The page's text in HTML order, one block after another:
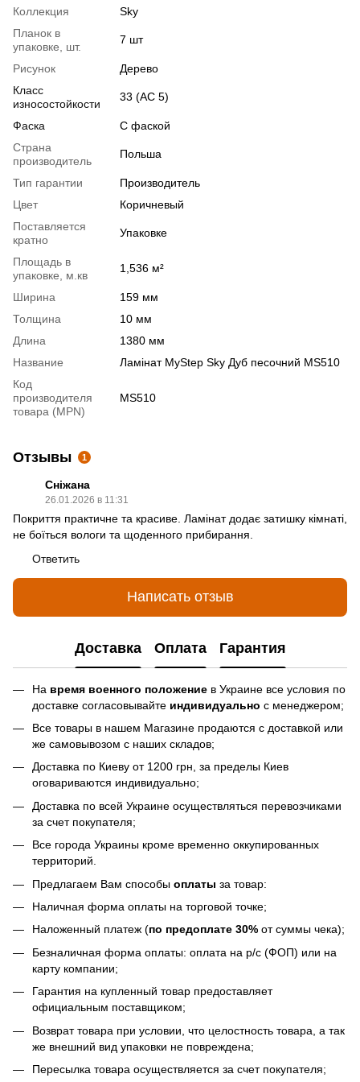
Коллекция
Sky
Планок в
упаковке, шт.
7 шт
Рисунок
Дерево
Класс
износостойкости
33 (АС 5)
Фаска
С фаской
Страна
производитель
Польша
Тип гарантии
Производитель
Цвет
Коричневый
Поставляется
кратно
Упаковке
Площадь в
упаковке, м.кв
1,536 м²
Ширина
159 мм
Толщина
10 мм
Длина
1380 мм
Название
Ламінат MyStep Sky Дуб песочний MS510
Код
производителя
товара (MPN)
MS510
Отзывы 1
Сніжана
26.01.2026 в 11:31
Покриття практичне та красиве. Ламінат додає затишку кімнаті,
не боїться вологи та щоденного прибирання.
Ответить
Написать отзыв
Доставка Оплата Гарантия
На время военного положение в Украине все условия по
доставке согласовывайте индивидуально с менеджером;
Все товары в нашем Магазине продаются с доставкой или
же самовывозом с наших складов;
Доставка по Киеву от 1200 грн, за пределы Киев
оговариваются индивидуально;
Доставка по всей Украине осуществляться перевозчиками
за счет покупателя;
Все города Украины кроме временно оккупированных
территорий.
Предлагаем Вам способы оплаты за товар:
Наличная форма оплаты на торговой точке;
Наложенный платеж (по предоплате 30% от суммы чека);
Безналичная форма оплаты: оплата на р/с (ФОП) или на
карту компании;
Гарантия на купленный товар предоставляет
официальным поставщиком;
Возврат товара при условии, что целостность товара, а так
же внешний вид упаковки не повреждена;
Пересылка товара осуществляется за счет покупателя;